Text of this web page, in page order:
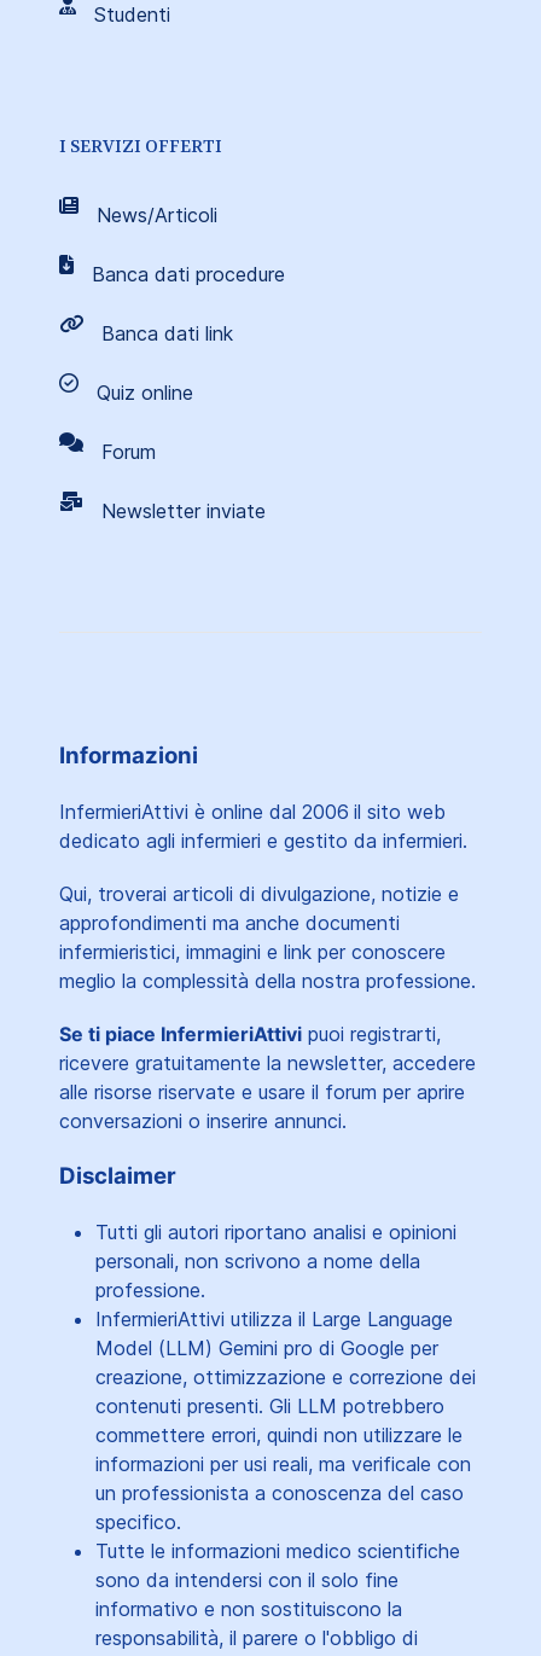
Studenti
I SERVIZI OFFERTI
News/Articoli
Banca dati procedure
Banca dati link
Quiz online
Forum
Newsletter inviate
Informazioni
InfermieriAttivi è online dal 2006 il sito web
dedicato agli infermieri e gestito da infermieri.
Qui, troverai articoli di divulgazione, notizie e
approfondimenti ma anche documenti
infermieristici, immagini e link per conoscere
meglio la complessità della nostra professione.
Se ti piace InfermieriAttivi puoi registrarti,
ricevere gratuitamente la newsletter, accedere
alle risorse riservate e usare il forum per aprire
conversazioni o inserire annunci.
Disclaimer
Tutti gli autori riportano analisi e opinioni
personali, non scrivono a nome della
professione.
InfermieriAttivi utilizza il Large Language
Model (LLM) Gemini pro di Google per
creazione, ottimizzazione e correzione dei
contenuti presenti. Gli LLM potrebbero
commettere errori, quindi non utilizzare le
informazioni per usi reali, ma verificale con
un professionista a conoscenza del caso
specifico.
Tutte le informazioni medico scientifiche
sono da intendersi con il solo fine
informativo e non sostituiscono la
responsabilità, il parere o l'obbligo di